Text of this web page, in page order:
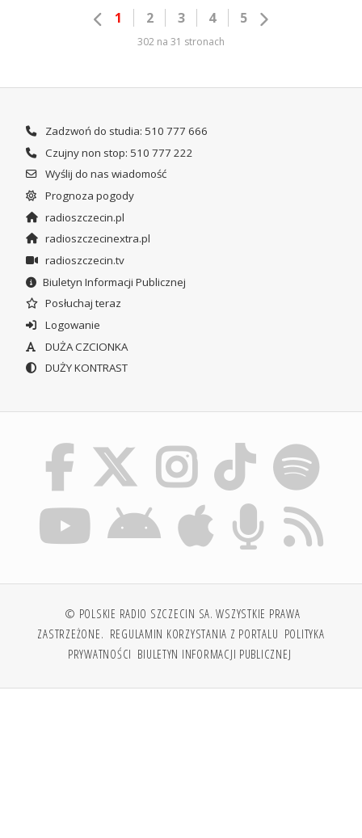
1 2 3 4 5
302 na 31 stronach
Zadzwoń do studia: 510 777 666
Czujny non stop: 510 777 222
Wyślij do nas wiadomość
Prognoza pogody
radioszczecin.pl
radioszczecinextra.pl
radioszczecin.tv
Biuletyn Informacji Publicznej
Posłuchaj teraz
Logowanie
DUŻA CZCIONKA
DUŻY KONTRAST
© POLSKIE RADIO SZCZECIN SA. WSZYSTKIE PRAWA
ZASTRZEŻONE. REGULAMIN KORZYSTANIA Z PORTALU POLITYKA
PRYWATNOŚCI BIULETYN INFORMACJI PUBLICZNEJ